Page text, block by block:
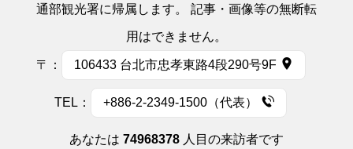
通部観光署に帰属します。 記事・画像等の無断転
用はできません。
〒： 106433 台北市忠孝東路4段290号9F
TEL： +886-2-2349-1500（代表）
あなたは 74968378 人目の来訪者です